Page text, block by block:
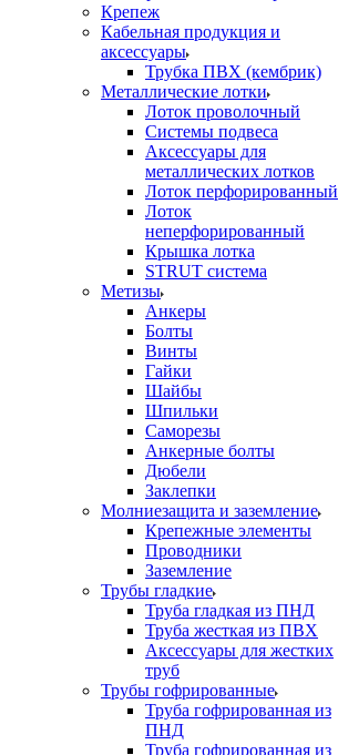
Крепеж
Кабельная продукция и
аксессуары
Трубка ПВХ (кембрик)
Металлические лотки
Лоток проволочный
Системы подвеса
Аксессуары для
металлических лотков
Лоток перфорированный
Лоток
неперфорированный
Крышка лотка
STRUT система
Метизы
Анкеры
Болты
Винты
Гайки
Шайбы
Шпильки
Саморезы
Анкерные болты
Дюбели
Заклепки
Молниезащита и заземление
Крепежные элементы
Проводники
Заземление
Трубы гладкие
Труба гладкая из ПНД
Труба жесткая из ПВХ
Аксессуары для жестких
труб
Трубы гофрированные
Труба гофрированная из
ПНД
Труба гофрированная из